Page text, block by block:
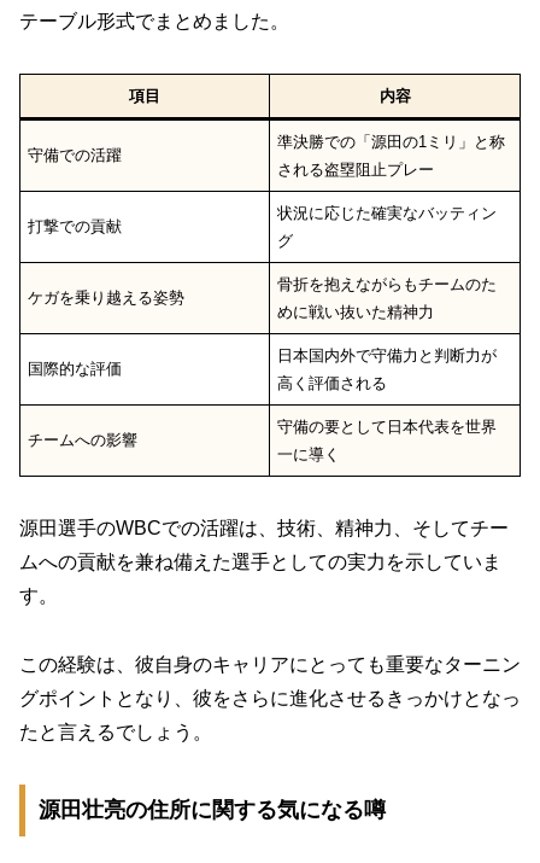
テーブル形式でまとめました。
項目 内容
守備での活躍
準決勝での「源田の1ミリ」と称
される盗塁阻止プレー
打撃での貢献
状況に応じた確実なバッティン
グ
ケガを乗り越える姿勢
骨折を抱えながらもチームのた
めに戦い抜いた精神力
国際的な評価
日本国内外で守備力と判断力が
高く評価される
チームへの影響
守備の要として日本代表を世界
一に導く
源田選手のWBCでの活躍は、技術、精神力、そしてチー
ムへの貢献を兼ね備えた選手としての実力を示していま
す。
この経験は、彼自身のキャリアにとっても重要なターニン
グポイントとなり、彼をさらに進化させるきっかけとなっ
たと言えるでしょう。
源田壮亮の住所に関する気になる噂